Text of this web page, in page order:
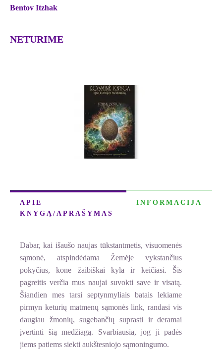
Bentov Itzhak
NETURIME
APIE
KNYGĄ/APRAŠYMAS
INFORMACIJA
Dabar, kai išaušo naujas tūkstantmetis, visuomenės
sąmonė, atspindėdama Žemėje vykstančius
pokyčius, kone žaibiškai kyla ir keičiasi. Šis
pagreitis verčia mus naujai suvokti save ir visatą.
Šiandien mes tarsi septynmyliais batais lekiame
pirmyn keturių matmenų sąmonės link, randasi vis
daugiau žmonių, sugebančių suprasti ir deramai
įvertinti šią medžiagą. Svarbiausia, jog ji padės
jiems patiems siekti aukštesniojo sąmoningumo.